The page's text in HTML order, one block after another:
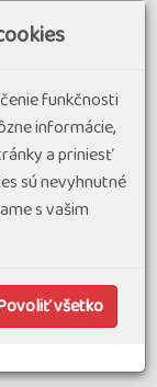
GRAND TETON
druhou stranu
okouzleni
a při troše štěstí
si užijeme v
a pomohou
národního
funkčnosti
informácie,
a priniesť
sú nevyhnutné
s vašim
všetko